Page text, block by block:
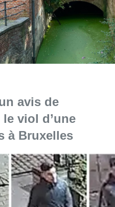
"La police lance un avis